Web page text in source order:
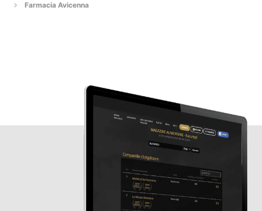
Farmacia Avicenna